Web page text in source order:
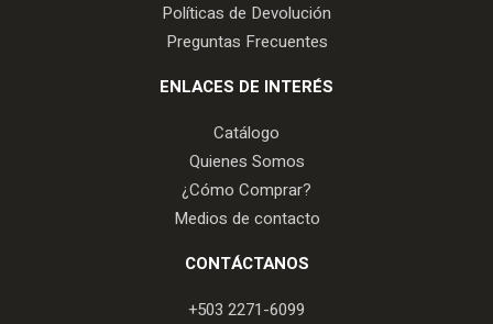
Políticas de Devolución
Preguntas Frecuentes
ENLACES DE INTERÉS
Catálogo
Quienes Somos
¿Cómo Comprar?
Medios de contacto
CONTÁCTANOS
+503 2271-6099